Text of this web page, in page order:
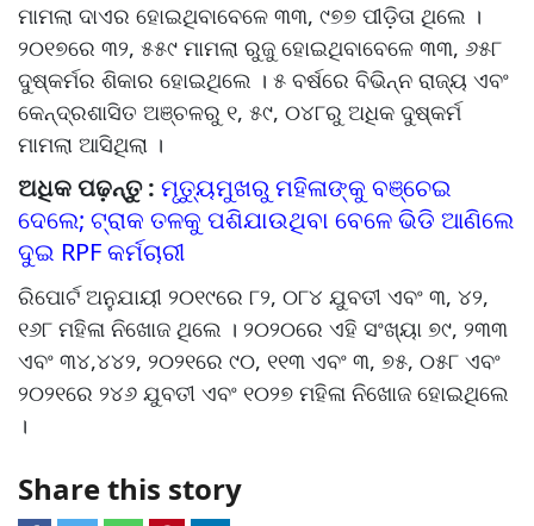
ମାମଲା ଦାଏର ହୋଇଥିବାବେଳେ ୩୩, ୯୭୭ ପୀଡ଼ିତା ଥିଲେ ।
୨୦୧୭ରେ ୩୨, ୫୫୯ ମାମଲା ରୁଜୁ ହୋଇଥିବାବେଳେ ୩୩, ୬୫୮
ଦୁଷ୍କର୍ମର ଶିକାର ହୋଇଥିଲେ । ୫ ବର୍ଷରେ ବିଭିନ୍ନ ରାଜ୍ୟ ଏବଂ
କେନ୍ଦ୍ରଶାସିତ ଅଞ୍ଚଳରୁ ୧, ୫୯, ୦୪୮ରୁ ଅଧିକ ଦୁଷ୍କର୍ମ
ମାମଲା ଆସିଥିଲା ।
ଅଧିକ ପଢ଼ନ୍ତୁ : ମୃତ୍ୟୁମୁଖରୁ ମହିଳାଙ୍କୁ ବଞ୍ଚେଇ
ଦେଲେ; ଟ୍ରାକ ତଳକୁ ପଶିଯାଉଥିବା ବେଳେ ଭିଡି ଆଣିଲେ
ଦୁଇ RPF କର୍ମଚାରୀ
ରିପୋର୍ଟ ଅନୁଯାୟୀ ୨୦୧୯ରେ ୮୨, ୦୮୪ ଯୁବତୀ ଏବଂ ୩, ୪୨,
୧୬୮ ମହିଳା ନିଖୋଜ ଥିଲେ । ୨୦୨୦ରେ ଏହି ସଂଖ୍ୟା ୭୯, ୨୩୩
ଏବଂ ୩୪,୪୪୨, ୨୦୨୧ରେ ୯୦, ୧୧୩ ଏବଂ ୩, ୭୫, ୦୫୮ ଏବଂ
୨୦୨୧ରେ ୨୪୬ ଯୁବତୀ ଏବଂ ୧୦୨୭ ମହିଳା ନିଖୋଜ ହୋଇଥିଲେ
।
Share this story